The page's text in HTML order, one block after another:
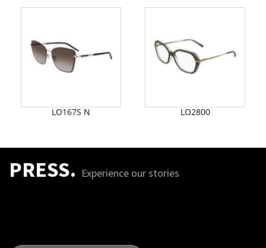
LO167S N LO2800
PRESS. Experience our stories